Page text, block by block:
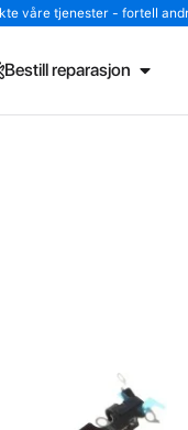
våre tjenester - fortell
Bestill reparasjon